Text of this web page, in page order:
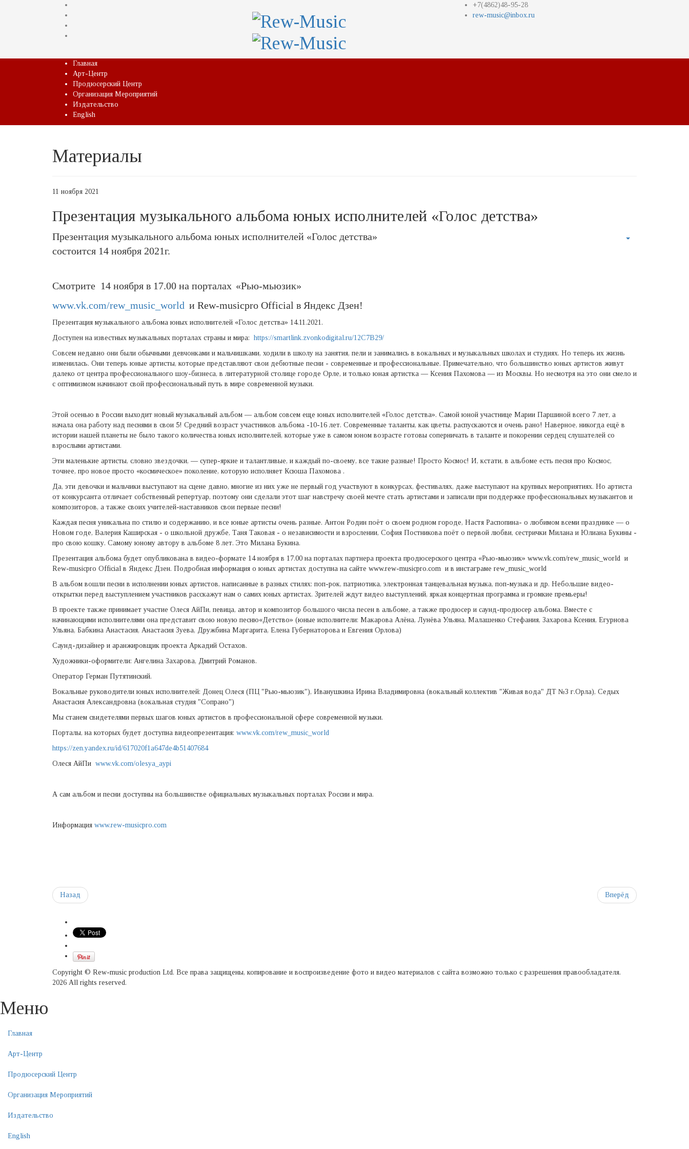
+7(4862)48-95-28
rew-music@inbox.ru
Главная
Арт-Центр
Продюсерский Центр
Организация Мероприятий
Издательство
English
Материалы
11 ноября 2021
Презентация музыкального альбома юных исполнителей «Голос детства»
Презентация музыкального альбома юных исполнителей «Голос детства»
состоится 14 ноября 2021г.
Смотрите 14 ноября в 17.00 на порталах «Рью-мьюзик»
www.vk.com/rew_music_world и Rew-musicpro Official в Яндекс Дзен!
Презентация музыкального альбома юных исполнителей «Голос детства» 14.11.2021.
Доступен на известных музыкальных порталах страны и мира: https://smartlink.zvonkodigital.ru/12C7B29/
Совсем недавно они были обычными девчонками и мальчишками, ходили в школу на занятия, пели и занимались в вокальных и музыкальных школах и студиях. Но теперь их жизнь
изменилась. Они теперь юные артисты, которые представляют свои дебютные песни - современные и профессиональные. Примечательно, что большинство юных артистов живут
далеко от центра профессионального шоу-бизнеса, в литературной столице городе Орле, и только юная артистка — Ксения Пахомова — из Москвы. Но несмотря на это они смело и
с оптимизмом начинают свой профессиональный путь в мире современной музыки.
Этой осенью в России выходит новый музыкальный альбом — альбом совсем еще юных исполнителей «Голос детства». Самой юной участнице Марии Паршиной всего 7 лет, а
начала она работу над песнями в свои 5! Средний возраст участников альбома -10-16 лет. Современные таланты, как цветы, распускаются и очень рано! Наверное, никогда ещё в
истории нашей планеты не было такого количества юных исполнителей, которые уже в самом юном возрасте готовы соперничать в таланте и покорении сердец слушателей со
взрослыми артистами.
Эти маленькие артисты, словно звездочки, — супер-яркие и талантливые, и каждый по-своему, все такие разные! Просто Космос! И, кстати, в альбоме есть песня про Космос,
точнее, про новое просто «космическое» поколение, которую исполняет Ксюша Пахомова .
Да, эти девочки и мальчики выступают на сцене давно, многие из них уже не первый год участвуют в конкурсах, фестивалях, даже выступают на крупных мероприятиях. Но артиста
от конкурсанта отличает собственный репертуар, поэтому они сделали этот шаг навстречу своей мечте стать артистами и записали при поддержке профессиональных музыкантов и
композиторов, а также своих учителей-наставников свои первые песни!
Каждая песня уникальна по стилю и содержанию, и все юные артисты очень разные. Антон Родин поёт о своем родном городе, Настя Распопина- о любимом всеми празднике — о
Новом годе, Валерия Каширская - о школьной дружбе, Таня Таковая - о независимости и взрослении, София Постникова поёт о первой любви, сестрички Милана и Юлиана Букины -
про свою кошку. Самому юному автору в альбоме 8 лет. Это Милана Букина.
Презентация альбома будет опубликована в видео-формате 14 ноября в 17.00 на порталах партнера проекта продюсерского центра «Рью-мьюзик» www.vk.com/rew_music_world и
Rew-musicpro Official в Яндекс Дзен. Подробная информация о юных артистах доступна на сайте www.rew-musicpro.com и в инстаграме rew_music_world
В альбом вошли песни в исполнении юных артистов, написанные в разных стилях: поп-рок, патриотика, электронная танцевальная музыка, поп-музыка и др. Небольшие видео-
открытки перед выступлением участников расскажут нам о самих юных артистах. Зрителей ждут видео выступлений, яркая концертная программа и громкие премьеры!
В проекте также принимает участие Олеся АйПи, певица, автор и композитор большого числа песен в альбоме, а также продюсер и саунд-продюсер альбома. Вместе с
начинающими исполнителями она представит свою новую песню«Детство» (юные исполнители: Макарова Алёна, Лунёва Ульяна, Малашенко Стефания, Захарова Ксения, Егурнова
Ульяна, Бабкина Анастасия, Анастасия Зуева, Дружбина Маргарита, Елена Губернаторова и Евгения Орлова)
Саунд-дизайнер и аранжировщик проекта Аркадий Остахов.
Художники-оформители: Ангелина Захарова, Дмитрий Романов.
Оператор Герман Путятинский.
Вокальные руководители юных исполнителей: Донец Олеся (ПЦ "Рью-мьюзик"), Иванушкина Ирина Владимировна (вокальный коллектив "Живая вода" ДТ №3 г.Орла), Седых
Анастасия Александровна (вокальная студия "Сопрано")
Мы станем свидетелями первых шагов юных артистов в профессиональной сфере современной музыки.
Порталы, на которых будет доступна видеопрезентация: www.vk.com/rew_music_world
https://zen.yandex.ru/id/617020f1a647de4b51407684
Олеся АйПи www.vk.com/olesya_aypi
А сам альбом и песни доступны на большинстве официальных музыкальных порталах России и мира.
Информация www.rew-musicpro.com
Назад Вперёд
Copyright © Rew-music production Ltd. Все права защищены, копирование и воспроизведение фото и видео материалов с сайта возможно только с разрешения правообладателя.
2026 All rights reserved.
Меню
Главная
Арт-Центр
Продюсерский Центр
Организация Мероприятий
Издательство
English